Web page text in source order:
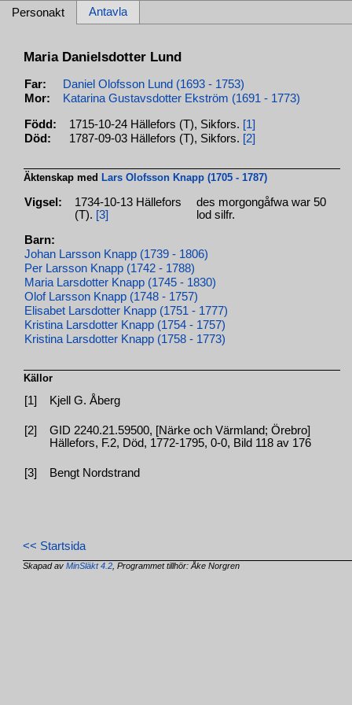
Personakt Antavla
Maria Danielsdotter Lund
Far:
Daniel Olofsson Lund (1693 - 1753)
Mor:
Katarina Gustavsdotter Ekström (1691 - 1773)
Född: 1715-10-24 Hällefors (T), Sikfors. [1]
Död:
1787-09-03 Hällefors (T), Sikfors. [2]
Äktenskap med Lars Olofsson Knapp (1705 - 1787)
Vigsel:
1734-10-13 Hällefors
(T). [3]
des morgongåfwa war 50
lod silfr.
Barn:
Johan Larsson Knapp (1739 - 1806)
Per Larsson Knapp (1742 - 1788)
Maria Larsdotter Knapp (1745 - 1830)
Olof Larsson Knapp (1748 - 1757)
Elisabet Larsdotter Knapp (1751 - 1777)
Kristina Larsdotter Knapp (1754 - 1757)
Kristina Larsdotter Knapp (1758 - 1773)
Källor
[1] Kjell G. Åberg
[2]
GID 2240.21.59500, [Närke och Värmland; Örebro]
Hällefors, F.2, Död, 1772-1795, 0-0, Bild 118 av 176
[3] Bengt Nordstrand
<< Startsida
Skapad avMinSläkt 4.2 , Programmet tillhör: Åke Norgren